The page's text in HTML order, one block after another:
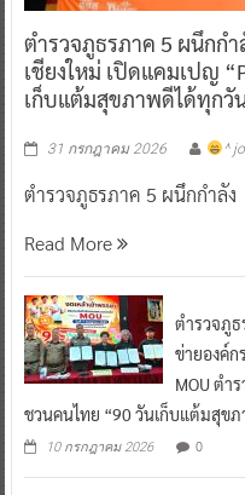
ตำรวจภูธรภาค 5 ผนึกกำ
เชียงใหม่ เปิดแคมเปญ
เก็บแต้มสุขภาพดีได้ทุกวั
31 กรกฎาคม 2026 ^
ตำรวจภูธรภาค 5 ผนึกกำลัง
Read More
ตำรวจภู
ข่ายองค์ก
MOU ตำ
ชวนคนไทย “90 วันเก็บแต้มสุขภ
10 กรกฎาคม 2026 0